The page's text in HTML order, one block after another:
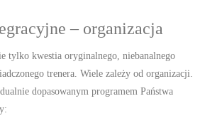
– organizacja
tylko kwestia oryginalnego, niebanalnego
trenera. Wiele zależy od organizacji.
dopasowanym programem Państwa